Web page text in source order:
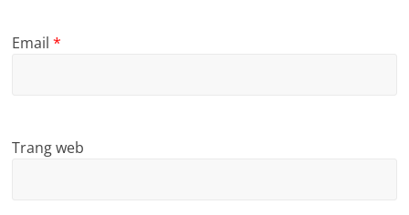
Email*
Trang web